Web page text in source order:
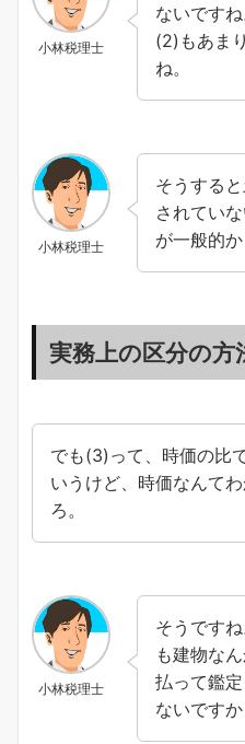
小林税理士
ないですね
(2)もあま
ね。
小林税理士
そうする
されてい
が一般的か
実務上の区分の方
でも(3)って、時価の比
いうけど、時価なんて
ろ。
小林税理士
そうです
も建物な
払って鑑
ないですか